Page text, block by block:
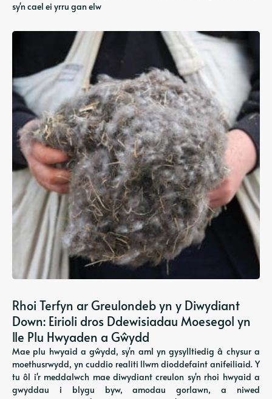
sy'n cael ei yrru gan elw
Rhoi Terfyn ar Greulondeb yn y Diwydiant
Down: Eirioli dros Ddewisiadau Moesegol yn
lle Plu Hwyaden a Gŵydd
Mae plu hwyaid a gŵydd, sy'n aml yn gysylltiedig â chysur a
moethusrwydd, yn cuddio realiti llwm dioddefaint anifeiliaid. Y
tu ôl i'r meddalwch mae diwydiant creulon sy'n rhoi hwyaid a
gwyddau i blygu byw, amodau gorlawn, a niwed